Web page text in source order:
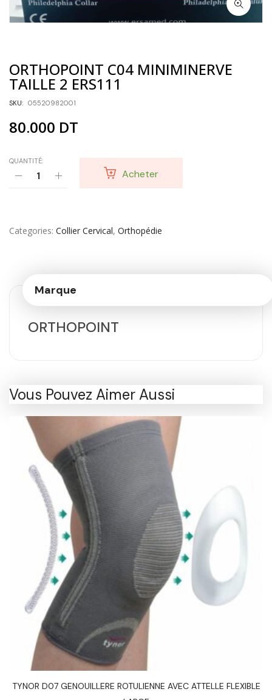
ORTHOPOINT C04 MINIMINERVE
TAILLE 2 ERS111
SKU: 05520982001
80.000 DT
QUANTITÉ:
Acheter
Categories Collier Cervical, Orthopédie
Marque
ORTHOPOINT
Vous Pouvez Aimer Aussi
TYNOR D07 GENOUILLERE ROTULIENNE AVEC ATTELLE FLEXIBLE